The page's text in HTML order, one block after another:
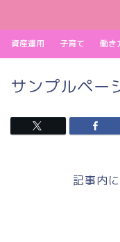
資産運用 子育て 働き
サンプルペー
記事内